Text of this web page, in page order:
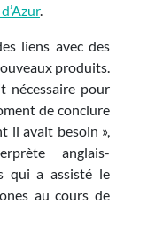
.
liens avec des
produits.
nécessaire pour
de conclure
il avait besoin »,
anglais-
qui a assisté le
au cours de